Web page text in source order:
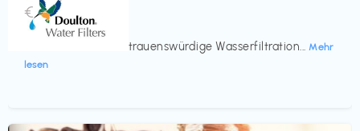
Küche & Haushalt
Doulton
Seit 200 Jahren vertrauenswürdige Wasserfiltration... Mehr
lesen
€‎